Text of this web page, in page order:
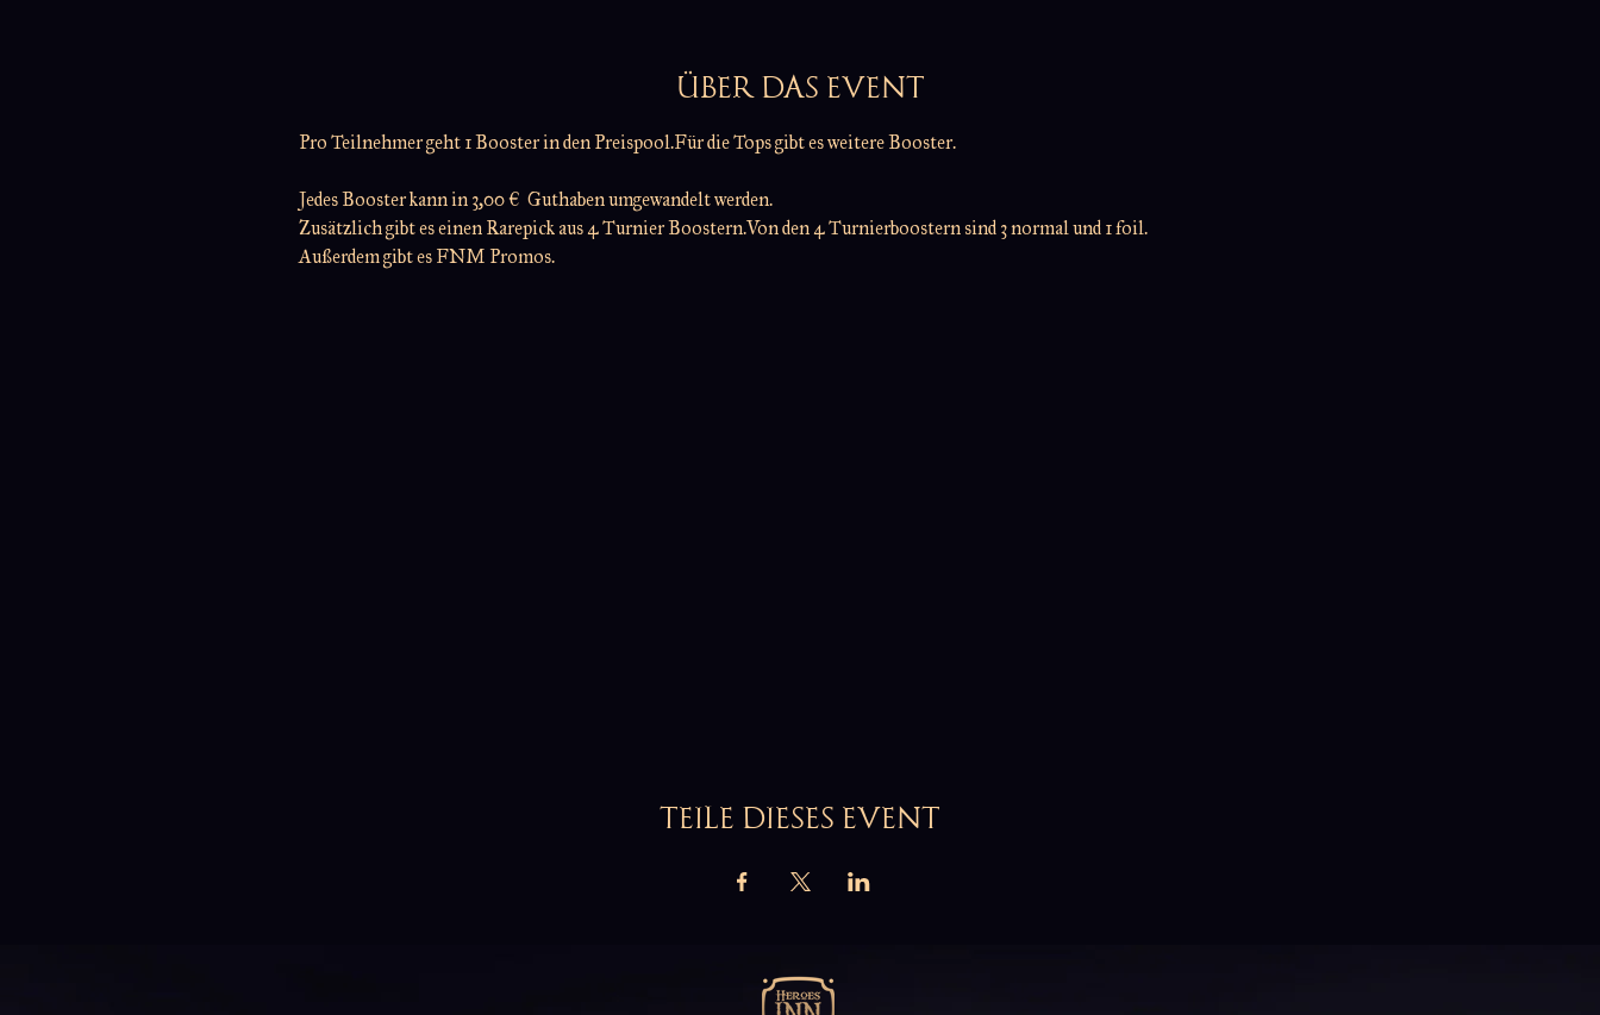
ÜBER DAS EVENT
Pro Teilnehmer geht 1 Booster in den Preispool.Für die Tops gibt es weitere Booster.
Jedes Booster kann in 3,00 €  Guthaben umgewandelt werden.
Zusätzlich gibt es einen Rarepick aus 4 Turnier Boostern.Von den 4 Turnierboostern sind 3 normal und 1 foil.
Außerdem gibt es FNM Promos.
TEILE DIESES EVENT